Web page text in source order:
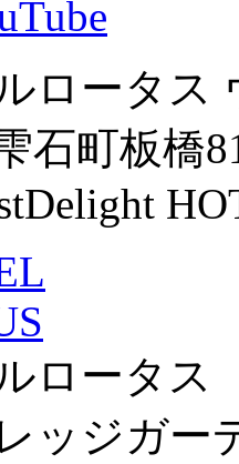
ロータス
石町板橋
ロータス
ッジガー